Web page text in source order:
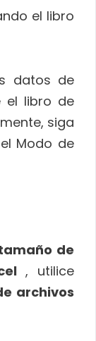
el libro
datos de
el libro de
siga
Modo de
de
, utilice
archivos